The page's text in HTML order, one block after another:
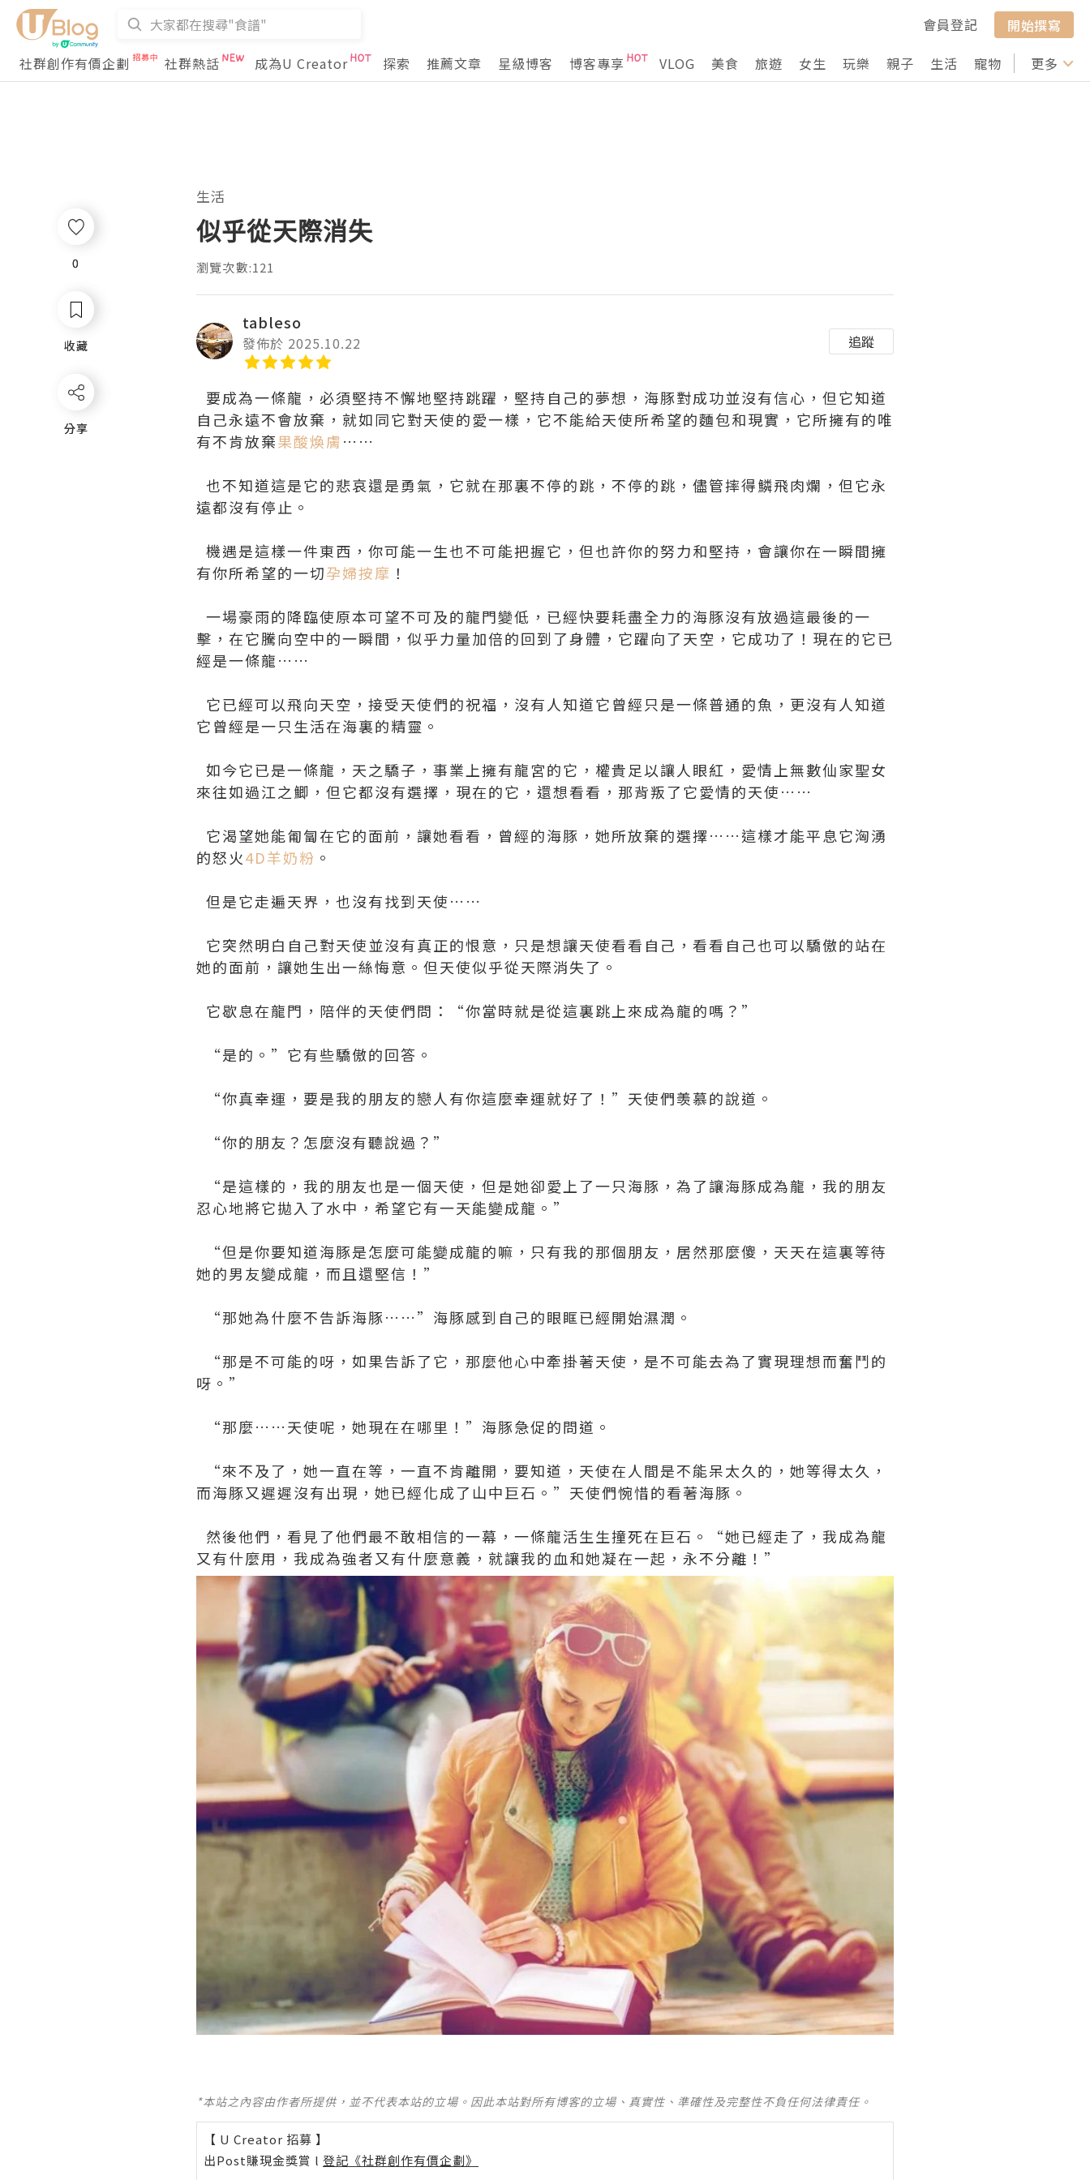
會員登記
開始撰寫
社群創作有價企劃
社群熱話 成為U Creator 探索 推薦文章 星級博客 博客專享 VLOG 美食 旅遊 女生 玩樂 親子 生活 寵物 行山 打卡
更多
0
收藏
分享
生活
似乎從天際消失
瀏覽次數:121
tableso
發佈於 2025.10.22 追蹤
要成為一條龍，必須堅持不懈地堅持跳躍，堅持自己的夢想，海豚對成功並沒有信心，但它知道
自己永遠不會放棄，就如同它對天使的愛一樣，它不能給天使所希望的麵包和現實，它所擁有的唯
有不肯放棄果酸煥膚……
也不知道這是它的悲哀還是勇氣，它就在那裏不停的跳，不停的跳，儘管摔得鱗飛肉爛，但它永
遠都沒有停止。
機遇是這樣一件東西，你可能一生也不可能把握它，但也許你的努力和堅持，會讓你在一瞬間擁
有你所希望的一切孕婦按摩 ！
一場豪雨的降臨使原本可望不可及的龍門變低，已經快要耗盡全力的海豚沒有放過這最後的一
擊，在它騰向空中的一瞬間，似乎力量加倍的回到了身體，它躍向了天空，它成功了！現在的它已
經是一條龍……
它已經可以飛向天空，接受天使們的祝福，沒有人知道它曾經只是一條普通的魚，更沒有人知道
它曾經是一只生活在海裏的精靈。
如今它已是一條龍，天之驕子，事業上擁有龍宮的它，權貴足以讓人眼紅，愛情上無數仙家聖女
來往如過江之鯽，但它都沒有選擇，現在的它，還想看看，那背叛了它愛情的天使……
它渴望她能匍匐在它的面前，讓她看看，曾經的海豚，她所放棄的選擇……這樣才能平息它洶湧
的怒火4D羊奶粉 。
但是它走遍天界，也沒有找到天使……
它突然明白自己對天使並沒有真正的恨意，只是想讓天使看看自己，看看自己也可以驕傲的站在
她的面前，讓她生出一絲悔意。但天使似乎從天際消失了。
它歇息在龍門，陪伴的天使們問：“你當時就是從這裏跳上來成為龍的嗎？”
“是的。”它有些驕傲的回答。
“你真幸運，要是我的朋友的戀人有你這麼幸運就好了！”天使們羡慕的說道。
“你的朋友？怎麼沒有聽說過？”
“是這樣的，我的朋友也是一個天使，但是她卻愛上了一只海豚，為了讓海豚成為龍，我的朋友
忍心地將它拋入了水中，希望它有一天能變成龍。”
“但是你要知道海豚是怎麼可能變成龍的嘛，只有我的那個朋友，居然那麼傻，天天在這裏等待
她的男友變成龍，而且還堅信！”
“那她為什麼不告訴海豚……”海豚感到自己的眼眶已經開始濕潤。
“那是不可能的呀，如果告訴了它，那麼他心中牽掛著天使，是不可能去為了實現理想而奮鬥的
呀。”
“那麼……天使呢，她現在在哪里！”海豚急促的問道。
“來不及了，她一直在等，一直不肯離開，要知道，天使在人間是不能呆太久的，她等得太久，
而海豚又遲遲沒有出現，她已經化成了山中巨石。”天使們惋惜的看著海豚。
然後他們，看見了他們最不敢相信的一幕，一條龍活生生撞死在巨石。“她已經走了，我成為龍
又有什麼用，我成為強者又有什麼意義，就讓我的血和她凝在一起，永不分離！”
*本站之內容由作者所提供，並不代表本站的立場。因此本站對所有博客的立場、真實性、準確性及完整性不負任何法律責任。
【 U Creator 招募 】
出Post賺現金獎賞 l 登記《社群創作有價企劃》
0
收藏
分享